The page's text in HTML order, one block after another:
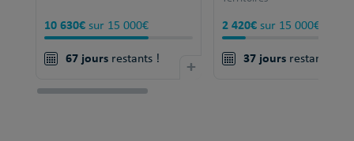
10 630€ sur 15 000€
67 jours restants ! +
2 420€ sur 15 000€
37 jours restants !